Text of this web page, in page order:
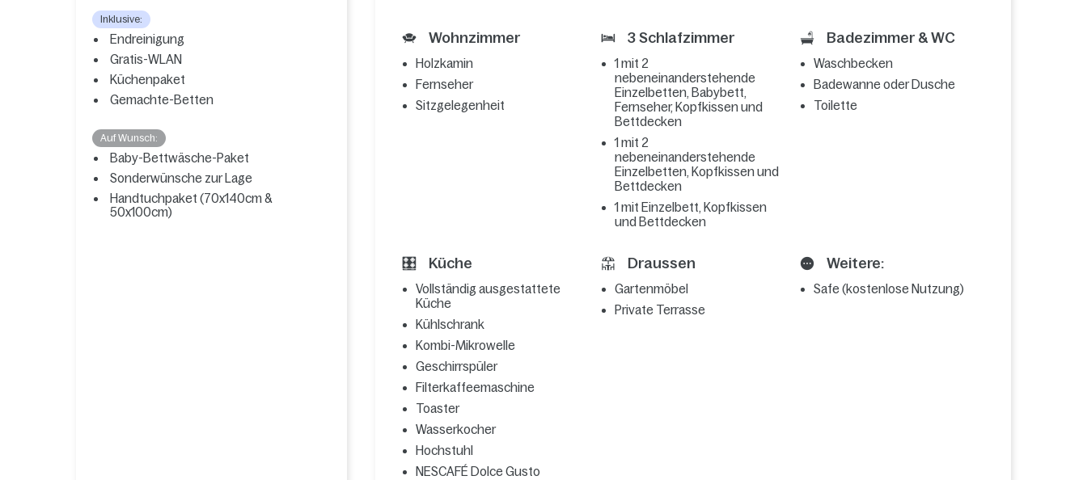
Inklusive:
Endreinigung
Gratis-WLAN
Küchenpaket
Gemachte-Betten
Auf Wunsch:
Baby-Bettwäsche-Paket
Sonderwünsche zur Lage
Handtuchpaket (70x140cm &
50x100cm)
Wohnzimmer
Holzkamin
Fernseher
Sitzgelegenheit
3 Schlafzimmer
1 mit 2
nebeneinanderstehende
Einzelbetten, Babybett,
Fernseher, Kopfkissen und
Bettdecken
1 mit 2
nebeneinanderstehende
Einzelbetten, Kopfkissen und
Bettdecken
1 mit Einzelbett, Kopfkissen
und Bettdecken
Badezimmer & WC
Waschbecken
Badewanne oder Dusche
Toilette
Küche
Vollständig ausgestattete
Küche
Kühlschrank
Kombi-Mikrowelle
Geschirrspüler
Filterkaffeemaschine
Toaster
Wasserkocher
Hochstuhl
NESCAFÉ Dolce Gusto
Draussen
Gartenmöbel
Private Terrasse
Weitere:
Safe (kostenlose Nutzung)